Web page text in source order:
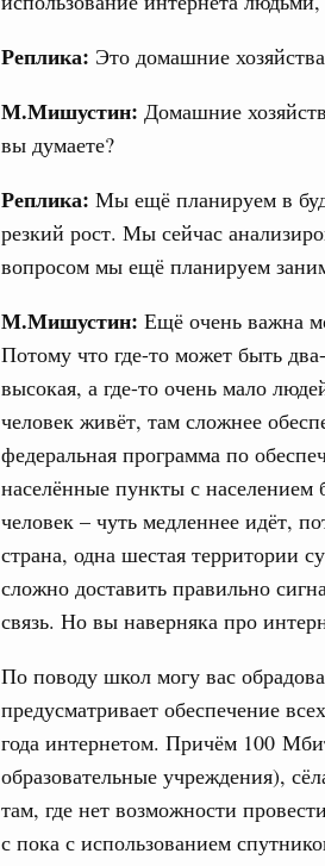
Реплика: Это домашние
М.Мишустин: Домашние
вы думаете?
Реплика: Мы ещё планируем в
резкий рост. Мы сейчас
вопросом мы ещё планируем
М.Мишустин: Ещё очень важна
Потому что где-то может быть
высокая, а где-то очень мало
человек живёт, там сложнее
федеральная программа по
населённые пункты с населением
человек – чуть медленнее идёт,
страна, одна шестая территории
сложно доставить правильно
связь. Но вы наверняка про
По поводу школ могу вас
предусматривает обеспечение
года интернетом. Причём 100
образовательные учреждения),
там, где нет возможности
с пока с использованием